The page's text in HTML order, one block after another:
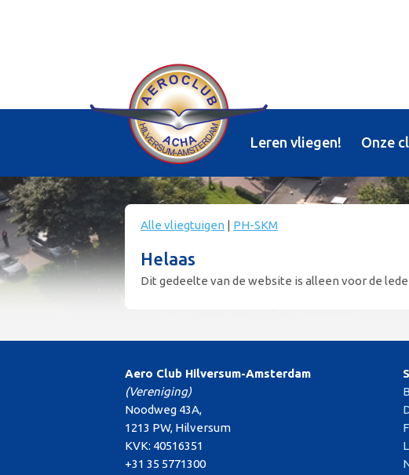
Leren vliegen! Onze
Alle vliegtuigen | PH-SKM
Helaas
Dit gedeelte van de website is alleen voor de
Aero Club Hilversum-Amsterdam
(Vereniging)
Noodweg 43A,
1213 PW, Hilversum
KVK: 40516351
+31 35 5771300